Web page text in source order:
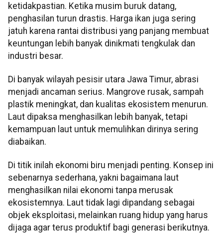
ketidakpastian. Ketika musim buruk datang,
penghasilan turun drastis. Harga ikan juga sering
jatuh karena rantai distribusi yang panjang membuat
keuntungan lebih banyak dinikmati tengkulak dan
industri besar.
Di banyak wilayah pesisir utara Jawa Timur, abrasi
menjadi ancaman serius. Mangrove rusak, sampah
plastik meningkat, dan kualitas ekosistem menurun.
Laut dipaksa menghasilkan lebih banyak, tetapi
kemampuan laut untuk memulihkan dirinya sering
diabaikan.
Di titik inilah ekonomi biru menjadi penting. Konsep ini
sebenarnya sederhana, yakni bagaimana laut
menghasilkan nilai ekonomi tanpa merusak
ekosistemnya. Laut tidak lagi dipandang sebagai
objek eksploitasi, melainkan ruang hidup yang harus
dijaga agar terus produktif bagi generasi berikutnya.